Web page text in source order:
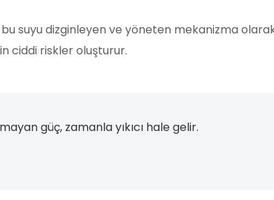
suyu dizginleyen ve yöneten mekanizma
ciddi riskler oluşturur.
güç, zamanla yıkıcı hale gelir.